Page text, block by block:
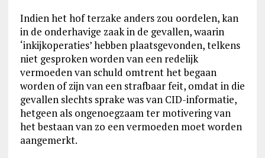
Indien het hof terzake anders zou oordelen, kan
in de onderhavige zaak in de gevallen, waarin
‘inkijkoperaties’ hebben plaatsgevonden, telkens
niet gesproken worden van een redelijk
vermoeden van schuld omtrent het begaan
worden of zijn van een strafbaar feit, omdat in die
gevallen slechts sprake was van CID-informatie,
hetgeen als ongenoegzaam ter motivering van
het bestaan van zo een vermoeden moet worden
aangemerkt.